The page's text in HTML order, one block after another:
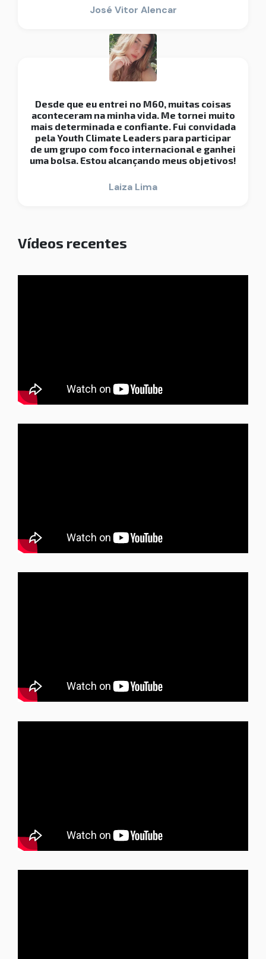
José Vitor Alencar
Desde que eu entrei no M60, muitas coisas
aconteceram na minha vida. Me tornei muito
mais determinada e confiante. Fui convidada
pela Youth Climate Leaders para participar
de um grupo com foco internacional e ganhei
uma bolsa. Estou alcançando meus objetivos!
Laiza Lima
Vídeos recentes